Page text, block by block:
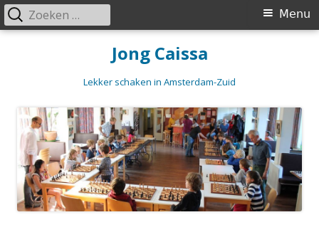
Jong Caissa
Lekker schaken in Amsterdam-Zuid
Primair
Menu
Zoeken
naar: